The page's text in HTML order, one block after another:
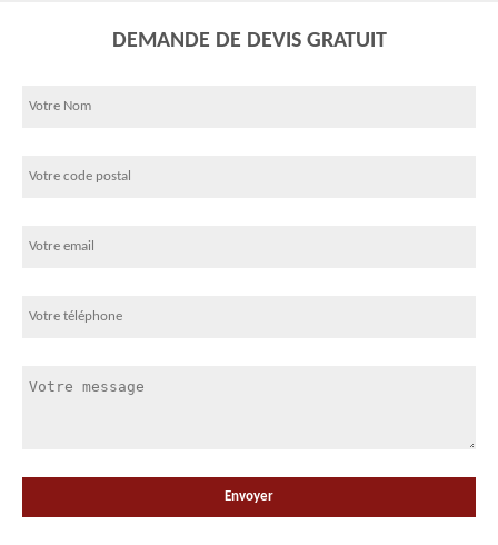
DEMANDE DE DEVIS GRATUIT